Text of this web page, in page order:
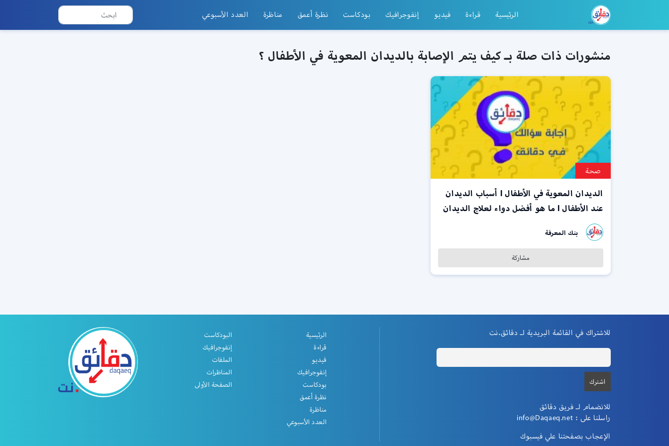
الرئيسية قراءة فيديو إنفوجرافيك بودكاست نظرة أعمق مناظرة العدد الأسبوعي
منشورات ذات صلة بـ كيف يتم الإصابة بالديدان المعوية في الأطفال ؟
صحة
الديدان المعوية في الأطفال l أسباب الديدان
عند الأطفال l ما هو أفضل دواء لعلاج الديدان
بنك المعرفة
مشاركة
للاشتراك في القائمة البريدية لـ دقائق.نت
للانضمام لـ فريق دقائق
راسلنا على : info@Daqaeq.net
الإعجاب بصفحتنا علي فيسبوك
الرئيسية
قراءة
فيديو
إنفوجرافيك
بودكاست
نظرة أعمق
مناظرة
العدد الأسبوعي
البودكاست
إنفوجرافيك
الملفات
المناظرات
الصفحة الأولى